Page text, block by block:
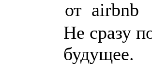
от airbnb
Не сразу
будущее.